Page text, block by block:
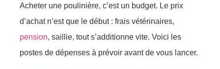
Acheter une poulinière, c’est un budget. Le prix
d’achat n’est que le début : frais vétérinaires,
pension, saillie, tout s’additionne vite. Voici les
postes de dépenses à prévoir avant de vous lancer.